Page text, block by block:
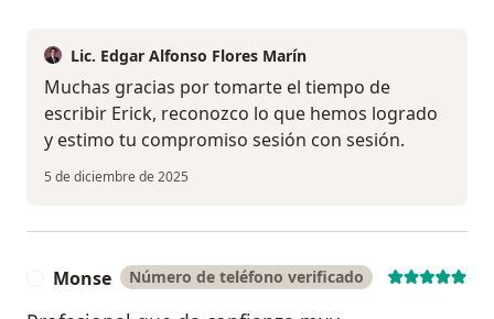
Lic. Edgar Alfonso Flores Marín
Muchas gracias por tomarte el tiempo de
escribir Erick, reconozco lo que hemos logrado
y estimo tu compromiso sesión con sesión.
5 de diciembre de 2025
Monse Número de teléfono verificado